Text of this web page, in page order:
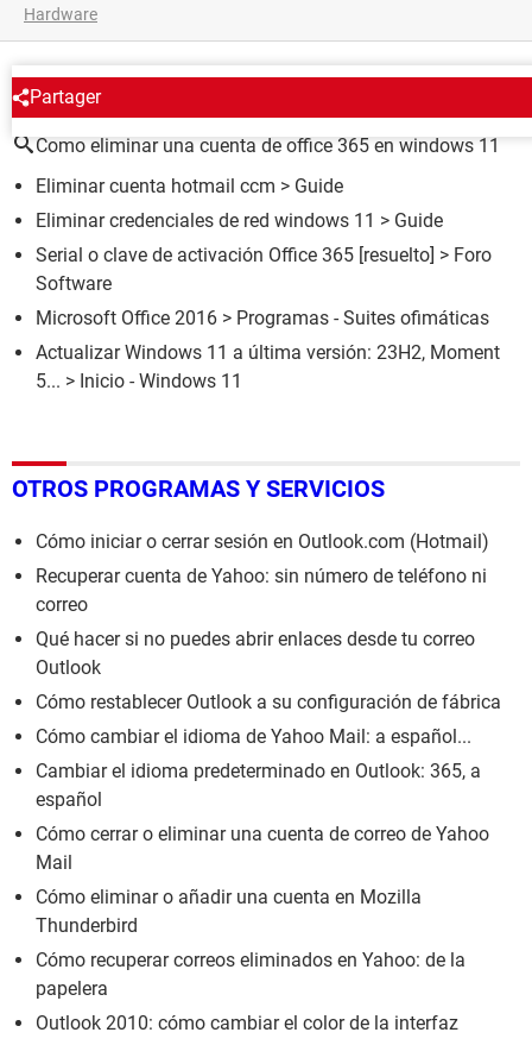
Hardware
Partager
ALREDEDOR DEL MISMO TEMA
Como eliminar una cuenta de office 365 en windows 11
Eliminar cuenta hotmail ccm > Guide
Eliminar credenciales de red windows 11 > Guide
Serial o clave de activación Office 365 [resuelto] > Foro
Software
Microsoft Office 2016 > Programas - Suites ofimáticas
Actualizar Windows 11 a última versión: 23H2, Moment
5... > Inicio - Windows 11
OTROS PROGRAMAS Y SERVICIOS
Cómo iniciar o cerrar sesión en Outlook.com (Hotmail)
Recuperar cuenta de Yahoo: sin número de teléfono ni
correo
Qué hacer si no puedes abrir enlaces desde tu correo
Outlook
Cómo restablecer Outlook a su configuración de fábrica
Cómo cambiar el idioma de Yahoo Mail: a español...
Cambiar el idioma predeterminado en Outlook: 365, a
español
Cómo cerrar o eliminar una cuenta de correo de Yahoo
Mail
Cómo eliminar o añadir una cuenta en Mozilla
Thunderbird
Cómo recuperar correos eliminados en Yahoo: de la
papelera
Outlook 2010: cómo cambiar el color de la interfaz